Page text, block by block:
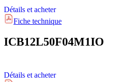
Détails et acheter
Fiche technique
ICB12L50F04M1IO
Détails et acheter